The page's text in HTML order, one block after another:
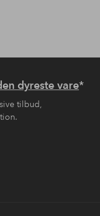
dyreste vare*
tilbud,